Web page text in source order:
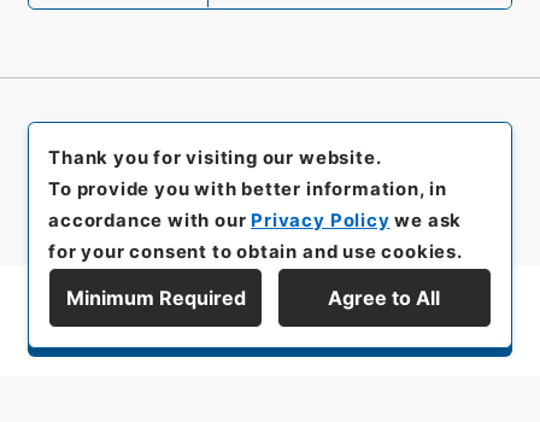
Display Series Hierarchy
Thank you for visiting our website.
To provide you with better information, in
accordance with our Privacy Policy we ask
for your consent to obtain and use cookies.
Minimum Required Agree to All